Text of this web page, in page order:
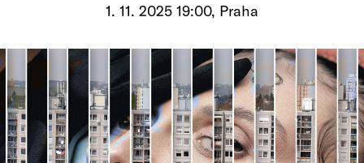
Vše o ČT
1. 11. 2025 19:00, Praha